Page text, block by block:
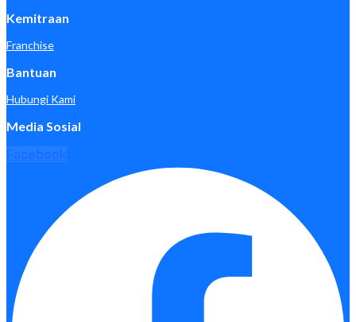
Kemitraan
Franchise
Bantuan
Hubungi Kami
Media Sosial